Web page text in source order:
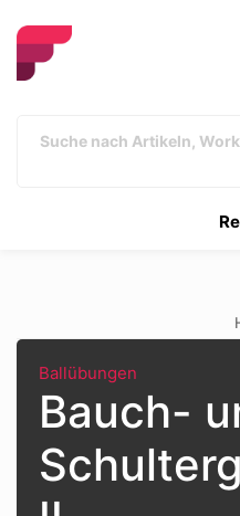
Ballübungen
Bauch-